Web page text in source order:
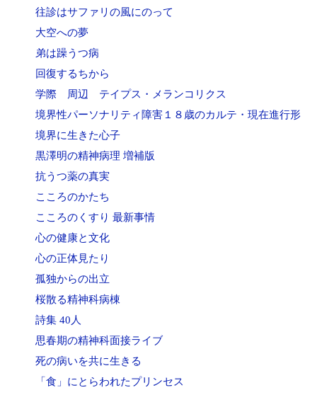
往診はサファリの風にのって
大空への夢
弟は躁うつ病
回復するちから
学際 周辺 テイプス・メランコリクス
境界性パーソナリティ障害１８歳のカルテ・現在進行形
境界に生きた心子
黒澤明の精神病理 増補版
抗うつ薬の真実
こころのかたち
こころのくすり 最新事情
心の健康と文化
心の正体見たり
孤独からの出立
桜散る精神科病棟
詩集 40人
思春期の精神科面接ライブ
死の病いを共に生きる
「食」にとらわれたプリンセス